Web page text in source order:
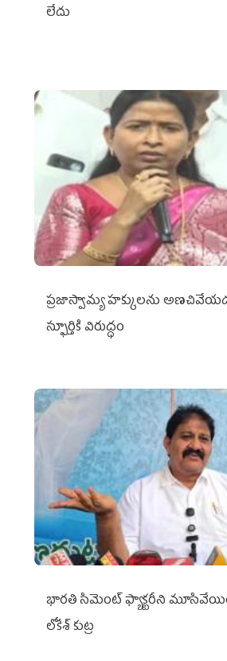
లేదు
ప్రజాస్వామ్య హక్కులను
స్ఫూర్తికి విరుద్ధం
భారతి సిమెంట్ ఫ్యాక్టరీని
లోకేశ్ కుట్ర